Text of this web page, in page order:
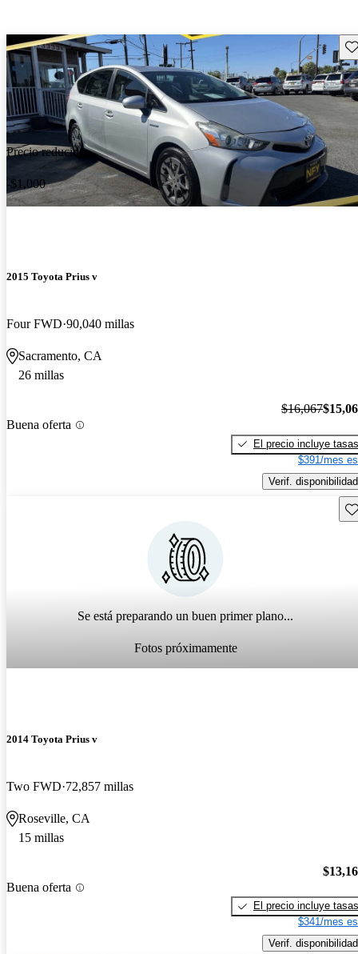
Precio reducido
-$1,000
2015 Toyota Prius v
Four FWD 90,040 millas
Sacramento, CA
26 millas
Buena oferta
$16,067
El precio incluye tasas
$391/mes
Verif. disponibilidad
Se está preparando un buen primer plano...
Fotos próximamente
2014 Toyota Prius v
Two FWD 72,857 millas
Roseville, CA
15 millas
Buena oferta
El precio incluye tasas
$341/mes
Verif. disponibilidad